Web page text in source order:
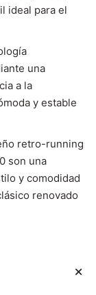
ideal para el
una
a la
y estable
retro-running
son una
y comodidad
renovado